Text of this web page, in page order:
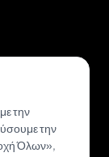
την
την
Όλων»,